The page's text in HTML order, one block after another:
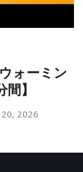
ォーミン
】
2026